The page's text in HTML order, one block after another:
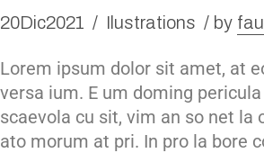
20Dic2021 Ilustrations by
Lorem ipsum dolor sit amet, at
versa ium. E um doming
scaevola cu sit, vim an so net la
ato morum at pri. In pro la bore